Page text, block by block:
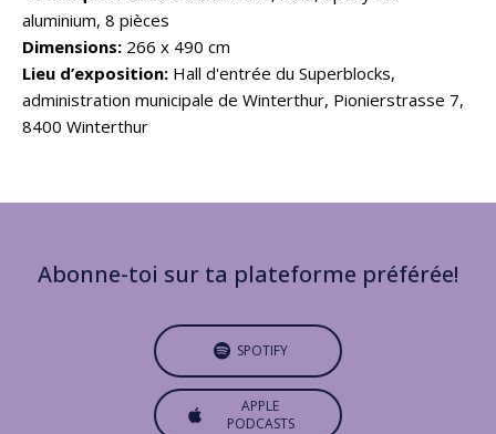
aluminium, 8 pièces
Dimensions: 266 x 490 cm
Lieu d’exposition: Hall d'entrée du Superblocks,
administration municipale de Winterthur, Pionierstrasse 7,
8400 Winterthur
Abonne-toi sur ta plateforme préférée!
SPOTIFY
APPLE
PODCASTS